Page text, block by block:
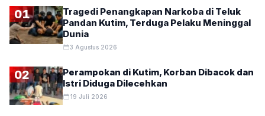
01
Tragedi Penangkapan Narkoba di Teluk
Pandan Kutim, Terduga Pelaku Meninggal
Dunia
3 Agustus 2026
02
Perampokan di Kutim, Korban Dibacok dan
Istri Diduga Dilecehkan
19 Juli 2026